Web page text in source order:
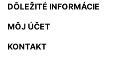
DÔLEŽITÉ INFORMÁCIE
MÔJ ÚČET
KONTAKT